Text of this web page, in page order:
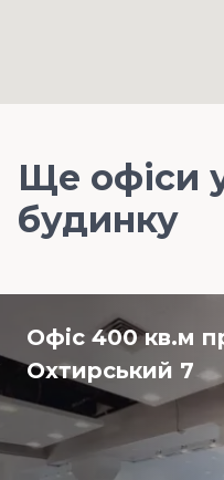
Ще офіси
будинку
Офіс 400 кв.м
Охтирський 7